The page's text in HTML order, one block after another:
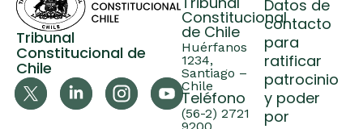
Tribunal
Constitucional de
Chile
Tribunal
Constitucional
de Chile
Huérfanos
1234,
Santiago –
Chile
Teléfono
(56-2) 2721
Datos de
contacto
para
ratificar
patrocinio
y poder
por